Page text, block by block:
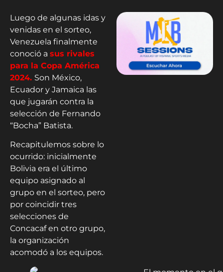
Luego de algunas idas y
venidas en el sorteo,
Venezuela finalmente
conoció a sus rivales
para la Copa América
2024. Son México,
Ecuador y Jamaica las
que jugarán contra la
selección de Fernando
“Bocha” Batista.
Recapitulemos sobre lo
ocurrido: inicialmente
Bolivia era el último
equipo asignado al
grupo en el sorteo, pero
por coincidir tres
selecciones de
Concacaf en otro grupo,
la organización
acomodó a los equipos.